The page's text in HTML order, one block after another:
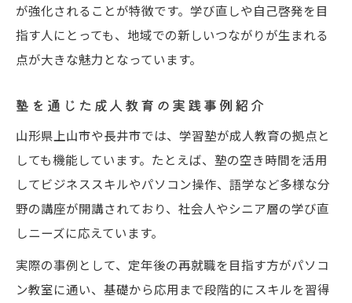
が強化されることが特徴です。学び直しや自己啓発を目
指す人にとっても、地域での新しいつながりが生まれる
点が大きな魅力となっています。
塾を通じた成人教育の実践事例紹介
山形県上山市や長井市では、学習塾が成人教育の拠点と
しても機能しています。たとえば、塾の空き時間を活用
してビジネススキルやパソコン操作、語学など多様な分
野の講座が開講されており、社会人やシニア層の学び直
しニーズに応えています。
実際の事例として、定年後の再就職を目指す方がパソコ
ン教室に通い、基礎から応用まで段階的にスキルを習得